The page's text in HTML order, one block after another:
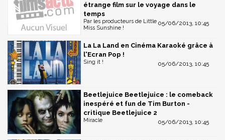
étrange film sur le voyage dans le
temps
05/06/2013, 10:45
Par les producteurs de Little
Miss Sunshine !
La La Land en Cinéma Karaoké grâce à
l'Ecran Pop !
05/06/2013, 10:45
Sing it !
Beetlejuice Beetlejuice : le comeback
inespéré et fun de Tim Burton -
critique Beetlejuice 2
05/06/2013, 10:45
Miracle